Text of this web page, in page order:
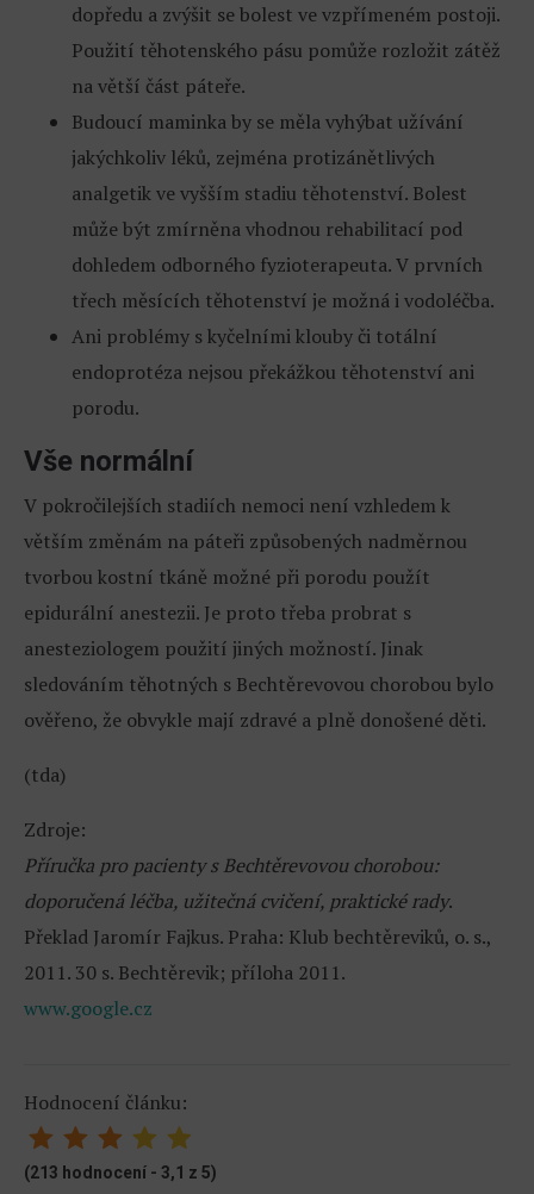
dopředu a zvýšit se bolest ve vzpřímeném postoji.
Použití těhotenského pásu pomůže rozložit zátěž
na větší část páteře.
Budoucí maminka by se měla vyhýbat užívání
jakýchkoliv léků, zejména protizánětlivých
analgetik ve vyšším stadiu těhotenství. Bolest
může být zmírněna vhodnou rehabilitací pod
dohledem odborného fyzioterapeuta. V prvních
třech měsících těhotenství je možná i vodoléčba.
Ani problémy s kyčelními klouby či totální
endoprotéza nejsou překážkou těhotenství ani
porodu.
Vše normální
V pokročilejších stadiích nemoci není vzhledem k
větším změnám na páteři způsobených nadměrnou
tvorbou kostní tkáně možné při porodu použít
epidurální anestezii. Je proto třeba probrat s
anesteziologem použití jiných možností. Jinak
sledováním těhotných s Bechtěrevovou chorobou bylo
ověřeno, že obvykle mají zdravé a plně donošené děti.
(tda)
Zdroje:
Příručka pro pacienty s Bechtěrevovou chorobou:
doporučená léčba, užitečná cvičení, praktické rady.
Překlad Jaromír Fajkus. Praha: Klub bechtěreviků, o. s.,
2011. 30 s. Bechtěrevik; příloha 2011.
www.google.cz
Hodnocení článku:
(213 hodnocení - 3,1 z 5)